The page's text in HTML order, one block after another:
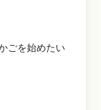
ごを始めたい